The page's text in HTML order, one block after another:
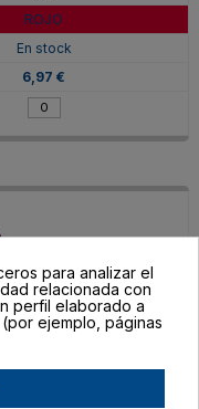
ROJO
En stock
6,97 €
para analizar el
relacionada con
perfil elaborado a
ejemplo, páginas